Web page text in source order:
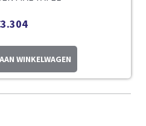
3.304
WINKELWAGEN